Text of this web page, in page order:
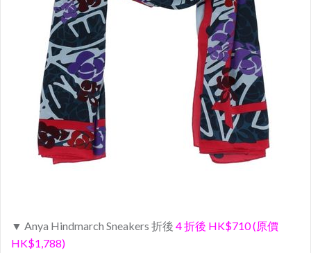
▼ Anya Hindmarch Sneakers 折後 4 折後 HK$710 (原價
HK$1,788)